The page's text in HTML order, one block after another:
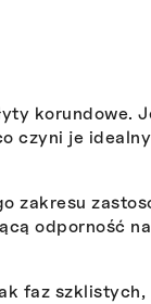
korundowe.
czyni je
zakresu
odporność
faz